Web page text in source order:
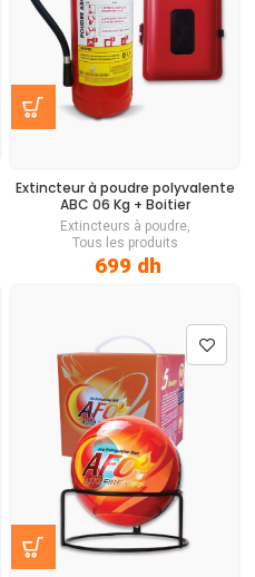
Extincteur à poudre polyvalente
ABC 06 Kg + Boitier
Extincteurs à poudre,
Tous les produits
699 dh